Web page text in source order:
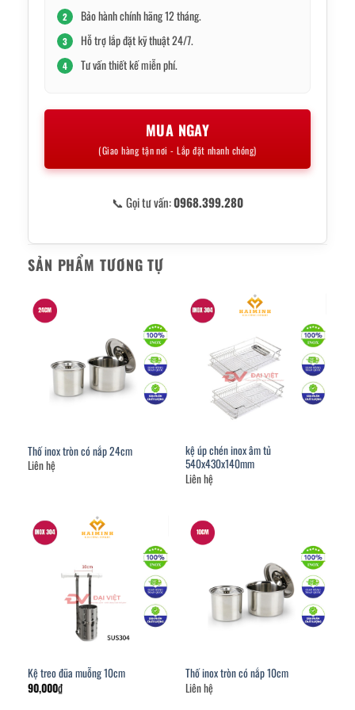
2 Bảo hành chính hãng 12 tháng.
3 Hỗ trợ lắp đặt kỹ thuật 24/7.
4 Tư vấn thiết kế miễn phí.
MUA NGAY
(Giao hàng tận nơi - Lắp đặt nhanh chóng)
📞 Gọi tư vấn:0968.399.280
SẢN PHẨM TƯƠNG TỰ
Thố inox tròn có nắp 24cm
Liên hệ
kệ úp chén inox âm tủ
540x430x140mm
Liên hệ
Kệ treo đũa muỗng 10cm
90,000₫
Thố inox tròn có nắp 10cm
Liên hệ